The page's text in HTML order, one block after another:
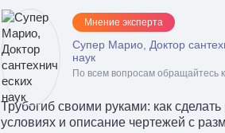
Мнение эксперта
Супер Марио, Доктор
наук
По всем вопросам обращайтесь
Трубогиб своими руками: как
условиях и описание чертежей с